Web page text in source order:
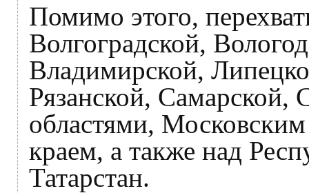
Помимо этого,
Волгоградской,
Владимирской,
Рязанской, Самарской,
областями,
краем, а также над
Татарстан.